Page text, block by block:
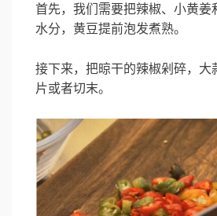
首先，我们需要把辣椒、小黄姜
水分，黄豆提前泡发煮熟。
接下来，把晾干的辣椒剁碎，大
片或者切末。